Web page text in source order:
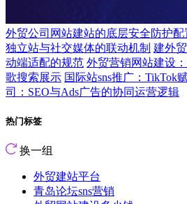
外贸公司网站建站的底层安全防护配
独立站与社交媒体的联动机制 建外
动端适配的规范 外贸营销网站建设
歌搜索展示 国际站sns推广：TikTok
司：SEO与Ads广告的协同运营逻辑
热门标签
换一组
外贸建站平台
青岛论坛sns营销